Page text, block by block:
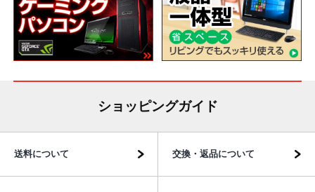
ショッピングガイド
送料について 交換・返品について